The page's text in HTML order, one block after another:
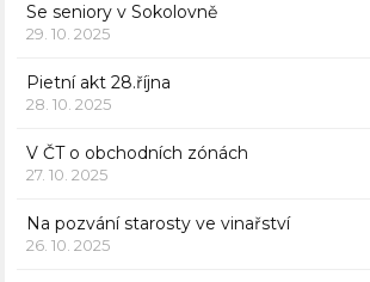
Se seniory v Sokolovně
29. 10. 2025
Pietní akt 28.října
28. 10. 2025
V ČT o obchodních zónách
27. 10. 2025
Na pozvání starosty ve vinařství
26. 10. 2025